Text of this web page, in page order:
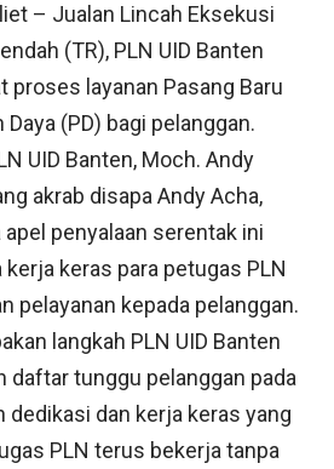
– Jualan Lincah Eksekusi
(TR), PLN UID Banten
layanan Pasang Baru
(PD) bagi pelanggan.
UID Banten, Moch. Andy
akrab disapa Andy Acha,
penyalaan serentak ini
keras para petugas PLN
pelayanan kepada pelanggan.
langkah PLN UID Banten
daftar tunggu pelanggan pada
dedikasi dan kerja keras yang
PLN terus bekerja tanpa